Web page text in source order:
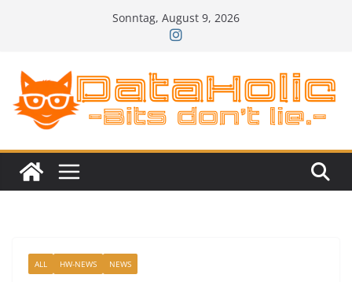
Sonntag, August 9, 2026
ALL HW-NEWS NEWS